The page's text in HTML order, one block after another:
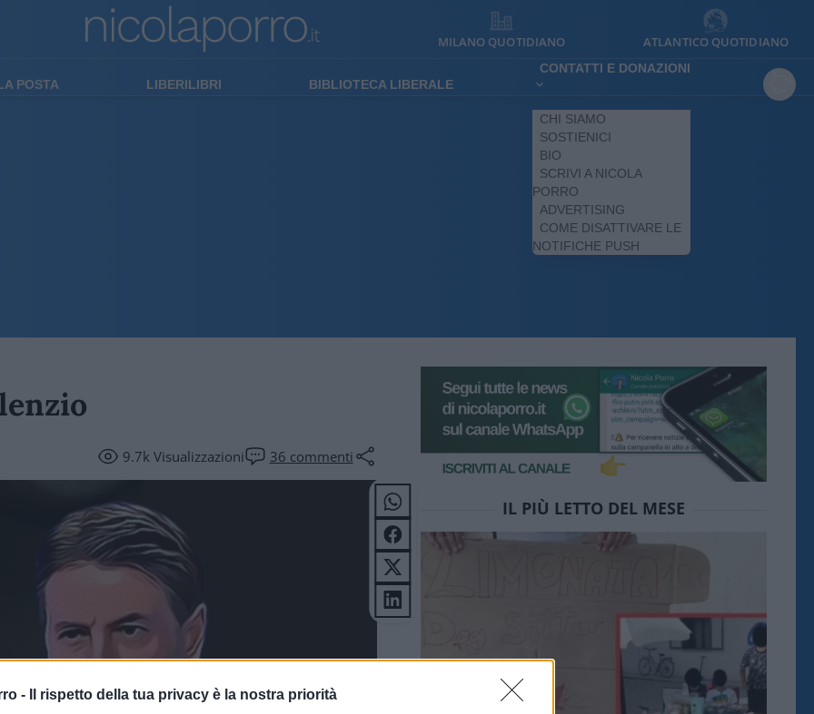
- Il rispetto della tua privacy è la nostra priorità
MILANO QUOTIDIANO ATLANTICO QUOTIDIANO
POSTA LIBERILIBRI BIBLIOTECA LIBERALE
CONTATTI E DONAZIONI
CHI SIAMO
SOSTIENICI
BIO
SCRIVI A NICOLA
PORRO
ADVERTISING
COME DISATTIVARE LE
NOTIFICHE PUSH
9.7kVisualizzazioni 36 commenti
IL PIÙ LETTO DEL MESE